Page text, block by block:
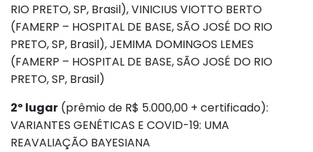
RIO PRETO, SP, Brasil), VINICIUS VIOTTO BERTO
(FAMERP – HOSPITAL DE BASE, SÃO JOSÉ DO RIO
PRETO, SP, Brasil), JEMIMA DOMINGOS LEMES
(FAMERP – HOSPITAL DE BASE, SÃO JOSÉ DO RIO
PRETO, SP, Brasil)
2º lugar (prêmio de R$ 5.000,00 + certificado):
VARIANTES GENÉTICAS E COVID-19: UMA
REAVALIAÇÃO BAYESIANA